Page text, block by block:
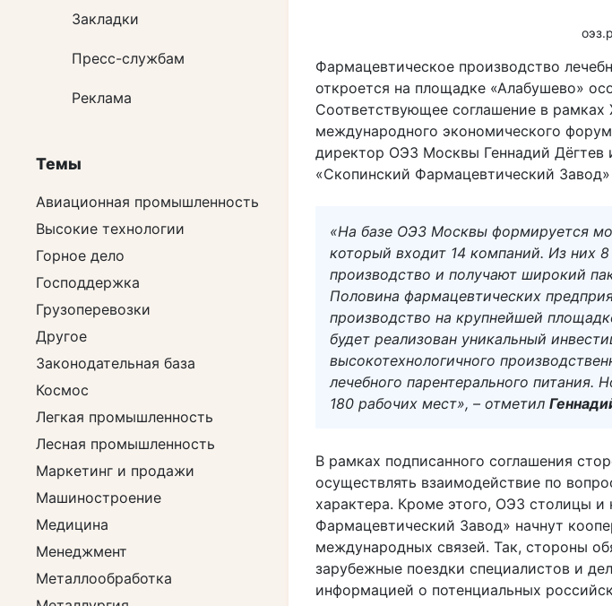
Фармацевтическое производство
откроется на площадке «Алабушево»
Соответствующее соглашение в рамках
международного экономического
директор ОЭЗ Москвы Геннадий Дёгтев
«Скопинский Фармацевтический
«На базе ОЭЗ Москвы формируется
который входит 14 компаний. Из них
производство и получают широкий
Половина фармацевтических
производство на крупнейшей
будет реализован уникальный
высокотехнологичного
лечебного парентерального питания.
180 рабочих мест», – отметил
В рамках подписанного соглашения
осуществлять взаимодействие по
характера. Кроме этого, ОЭЗ столицы и
Фармацевтический Завод» начнут
международных связей. Так, стороны
зарубежные поездки специалистов и
информацией о потенциальных
Закладки
Пресс-службам
Реклама
Темы
Авиационная промышленность
Высокие технологии
Горное дело
Господдержка
Грузоперевозки
Другое
Законодательная база
Космос
Легкая промышленность
Лесная промышленность
Маркетинг и продажи
Машиностроение
Медицина
Менеджмент
Металлообработка